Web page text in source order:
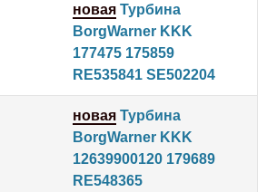
новая Турбина
BorgWarner KKK
177475 175859
RE535841 SE502204
новая Турбина
BorgWarner KKK
12639900120 179689
RE548365